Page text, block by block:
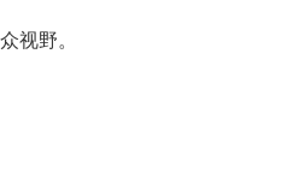
视野。